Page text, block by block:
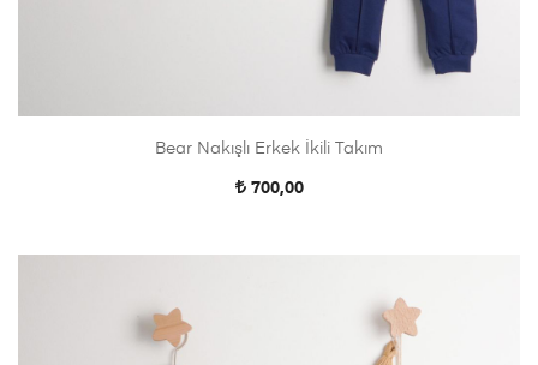
Bear Nakışlı Erkek İkili Takım
700,00